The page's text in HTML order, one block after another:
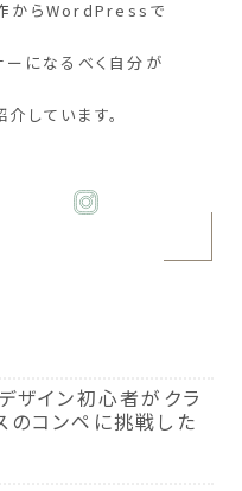
からWordPressで
ーになるべく自分が
しています。
ザイン初心者がクラ
のコンペに挑戦した